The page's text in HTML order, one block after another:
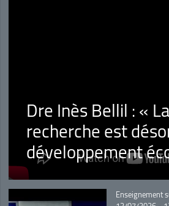
Dre Inès Bellil : «
recherche est
développement
Catégorie
Enseignement